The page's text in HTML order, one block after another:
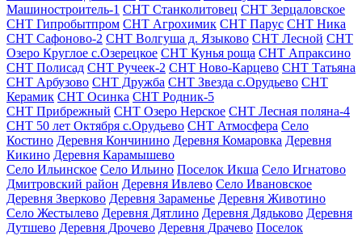
Машиностроитель-1 СНТ Станколитовец СНТ Зерцаловское
СНТ Гипробытпром СНТ Агрохимик СНТ Парус СНТ Ника
СНТ Сафоново-2 СНТ Волгуша д. Языково СНТ Лесной СНТ
Озеро Круглое с.Озерецкое СНТ Кунья роща СНТ Апраксино
СНТ Полисад СНТ Ручеек-2 СНТ Ново-Карцево СНТ Татьяна
СНТ Арбузово СНТ Дружба СНТ Звезда с.Орудьево СНТ
Керамик СНТ Осинка СНТ Родник-5
СНТ Прибрежный СНТ Озеро Нерское СНТ Лесная поляна-4
СНТ 50 лет Октября с.Орудьево СНТ Атмосфера Село
Костино Деревня Кончинино Деревня Комаровка Деревня
Кикино Деревня Карамышево
Село Ильинское Село Ильино Поселок Икша Село Игнатово
Дмитровский район Деревня Ивлево Село Ивановское
Деревня Зверково Деревня Зараменье Деревня Животино
Село Жестылево Деревня Дятлино Деревня Дядьково Деревня
Дутшево Деревня Дрочево Деревня Драчево Поселок